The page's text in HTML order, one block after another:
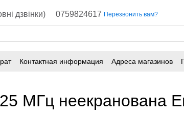
дзвінки) 0759824617 Перезвонить вам?
Контактная информация Адреса магазинов
МГц неекранована